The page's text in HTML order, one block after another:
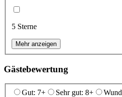
5 Sterne
Mehr anzeigen
Gästebewertung
Gut: 7+ Sehr gut: 8+